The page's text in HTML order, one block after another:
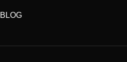
BLOG